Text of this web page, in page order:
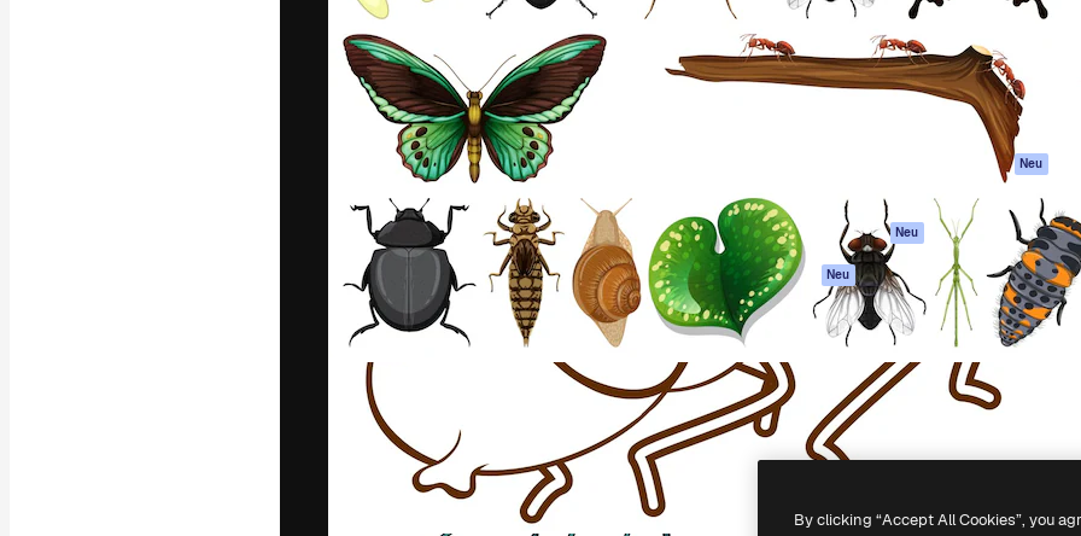
Die kreative Plattform, um deine beste
Arbeit zu verwirklichen. Mehr als 1 Million
Abonnenten unter Kreativen, Unternehmen,
Agenturen und Studios.
Deutsch
Spaces
KI-Assistent
KI-Bildgenerator
MCP für
Claude/ChatGPT
Neu
Agenten Neu
API
Mobile App
Alle Magnific-Tools
Dokumentation
Support
AGB
Originale Neu
Cookie-Richtlinie
Partner
Unternehmen
Copyright © 2010- Freepik Company S.L.U. Alle Rechte vorbehalten
By clicking “Accept All Cookies”, you